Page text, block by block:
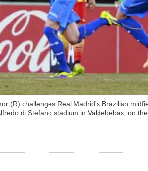
(R) challenges Real Madrid's Brazilian
di Stefano stadium in Valdebebas, on